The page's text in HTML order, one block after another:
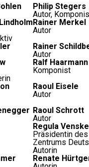
Philip Stegers
Autor,
Rainer Merkel
Autor
Rainer
Autor
Ralf Haarmann
Komponist
Raoul Eisele
Autor
Raoul Schrott
Autor
Regula Venske
Präsidentin
Zentrums
Autorin
Renate